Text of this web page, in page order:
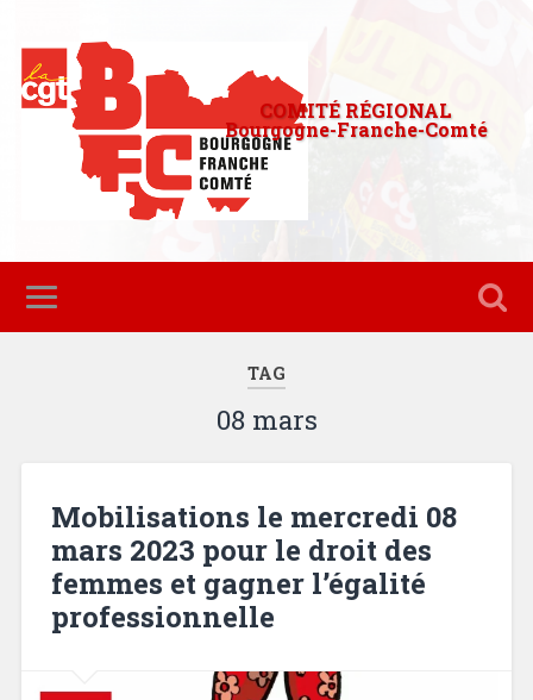
COMITÉ RÉGIONAL
Bourgogne-Franche-Comté
TAG
08 mars
Mobilisations le mercredi 08
mars 2023 pour le droit des
femmes et gagner l’égalité
professionnelle